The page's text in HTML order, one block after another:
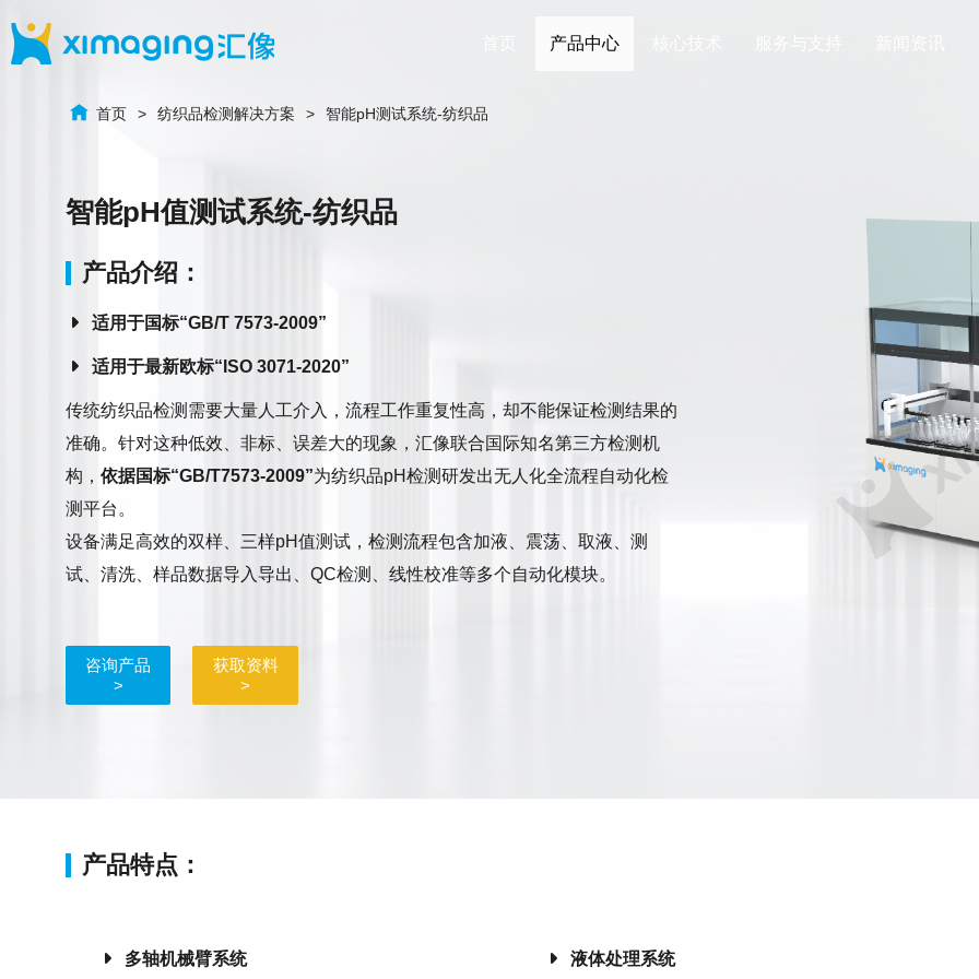
产品中心
首页 纺织品检测解决方案 智能pH测试系统-纺织品
智能pH值测试系统-纺织品
产品介绍：
适用于国标“GB/T 7573-2009”
适用于最新欧标“ISO 3071-2020”
传统纺织品检测需要大量人工介入，流程工作重复性高，却不能保证检测结果的
准确。针对这种低效、非标、误差大的现象，汇像联合国际知名第三方检测机
构， 依据国标“GB/T7573-2009”为纺织品pH检测研发出无人化全流程自动化检
测平台。
设备满足高效的双样、三样pH值测试，检测流程包含加液、震荡、取液、测
试、清洗、样品数据导入导出、QC检测、线性校准等多个自动化模块。
咨询产品
>
获取资料
>
产品特点：
多轴机械臂系统 液体处理系统